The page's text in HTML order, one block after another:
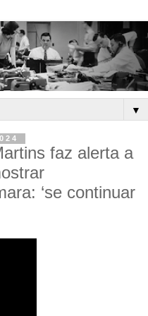
▼
faz alerta a
‘se continuar